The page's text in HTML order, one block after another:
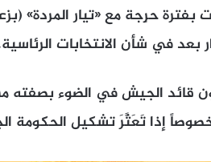
بفترة حرِجة مع «تيار المردة»
بعد في شأن الانتخابات
قائد الجيش في الضوء بصفته
تَعَثَّرَ تشكيل الحكومة الجديدة